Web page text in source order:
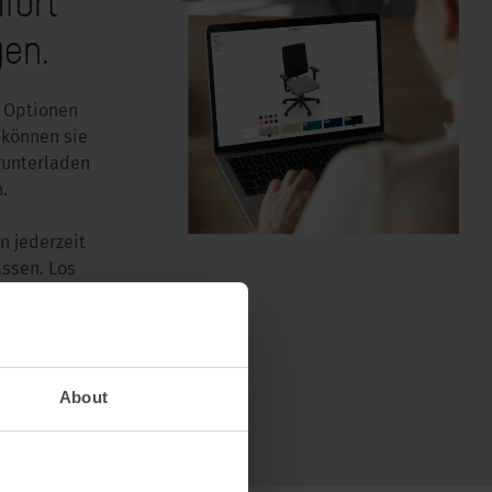
About
sie
jederzeit
Los